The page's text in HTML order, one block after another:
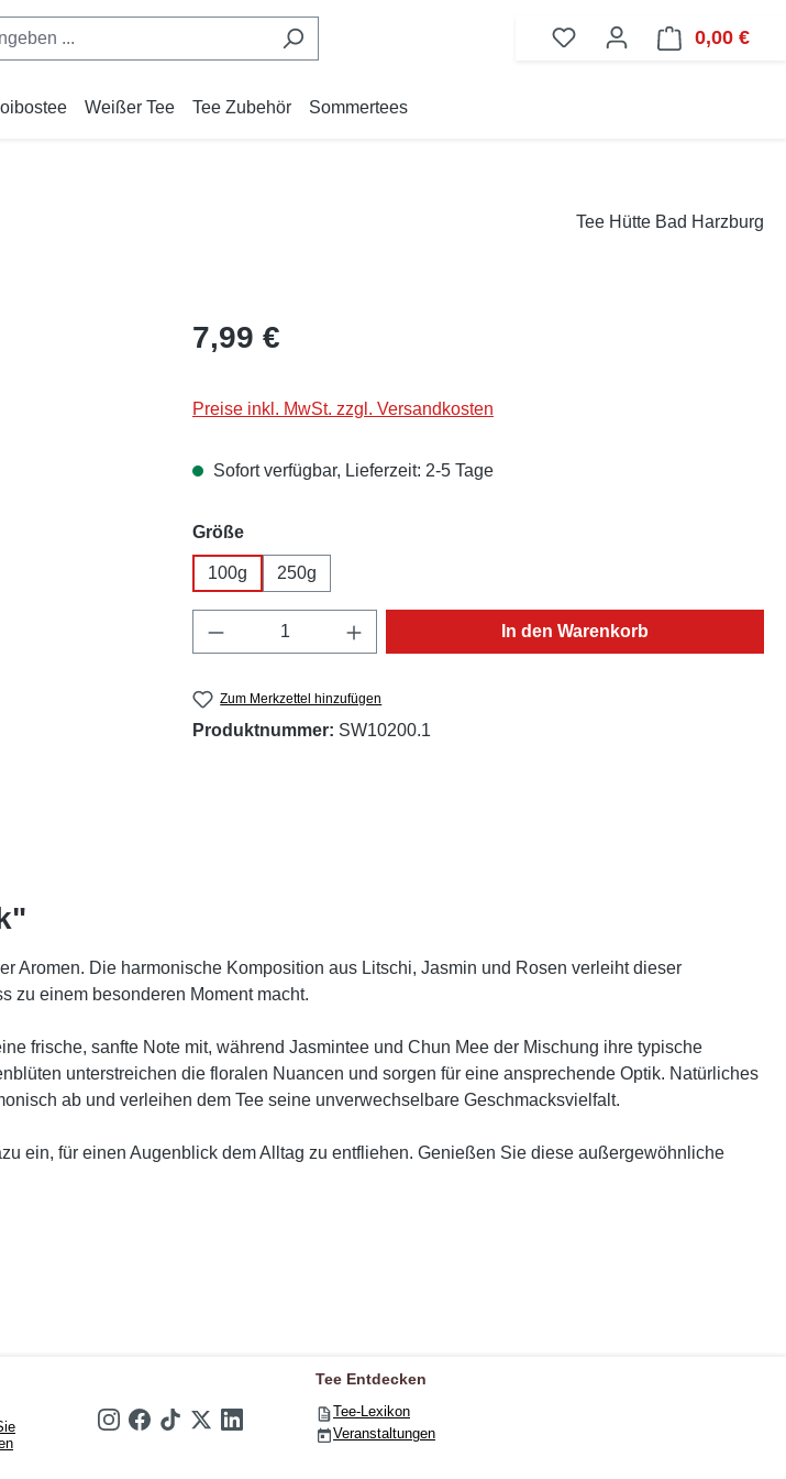
0,00 €
Weißer Tee Tee Zubehör Sommertees
Tee Hütte Bad Harzburg
Regulärer Preis:
7,99 €
Preise inkl. MwSt. zzgl. Versandkosten
Sofort verfügbar, Lieferzeit: 2-5 Tage
Größeauswählen
100g 250g
Produkt Anzahl: Gib den gewünschten Wert ein
In den Warenkorb
Zum Merkzettel hinzufügen
Produktnummer: SW10200.1
Aromen. Die harmonische Komposition aus Litschi, Jasmin und Rosen verleiht dieser
zu einem besonderen Moment macht.
frische, sanfte Note mit, während Jasmintee und Chun Mee der Mischung ihre typische
unterstreichen die floralen Nuancen und sorgen für eine ansprechende Optik. Natürliches
ab und verleihen dem Tee seine unverwechselbare Geschmacksvielfalt.
ein, für einen Augenblick dem Alltag zu entfliehen. Genießen Sie diese außergewöhnliche
Tee Entdecken
Tee-Lexikon
Veranstaltungen